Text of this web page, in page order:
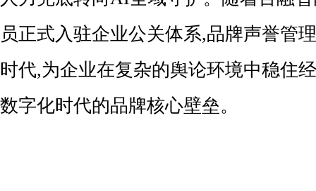
员正式入驻企业公关体系,品牌声誉管
时代,为企业在复杂的舆论环境中稳住
数字化时代的品牌核心壁垒。